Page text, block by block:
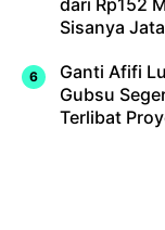
Sisanya
Ganti Afifi
Gubsu
Terlibat